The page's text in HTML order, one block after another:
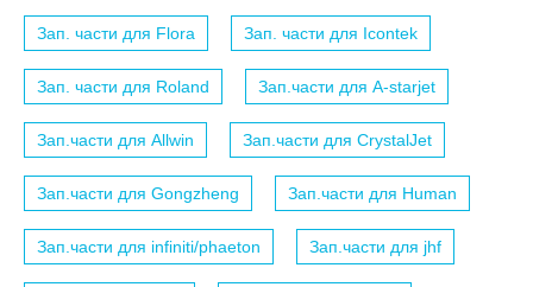
Зап. части для Flora Зап. части для Icontek
Зап. части для Roland Зап.части для A-starjet
Зап.части для Allwin Зап.части для CrystalJet
Зап.части для Gongzheng Зап.части для Human
Зап.части для infiniti/phaeton Зап.части для jhf